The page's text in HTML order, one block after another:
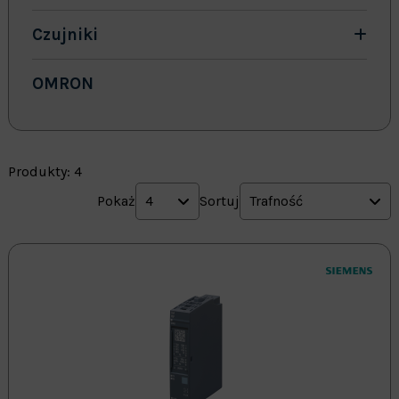
Produkty: 4
Pokaż
4 Sortuj Trafność
Czujniki
OMRON